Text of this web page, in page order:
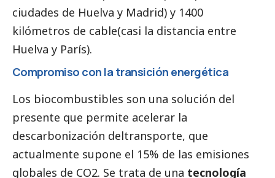
ciudades de Huelva y Madrid) y 1400
kilómetros de cable(casi la distancia entre
Huelva y París).
Compromiso con la transición energética
Los biocombustibles son una solución del
presente que permite acelerar la
descarbonización deltransporte, que
actualmente supone el 15% de las emisiones
globales de CO2. Se trata de una tecnología